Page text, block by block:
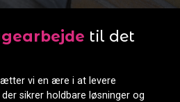
til det
vi en ære i at levere
sikrer holdbare løsninger og